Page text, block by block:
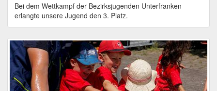
Bei dem Wettkampf der Bezirksjugenden Unterfranken
erlangte unsere Jugend den 3. Platz.